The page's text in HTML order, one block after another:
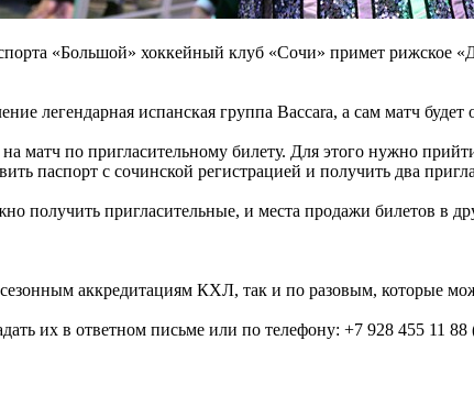
«Большой» хоккейный клуб «Сочи» примет
легендарная испанская группа Baccara, а сам матч будет
матч по пригласительному билету. Для этого нужно
паспорт с сочинской регистрацией и получить два
получить пригласительные, и места продажи билетов в
аккредитациям КХЛ, так и по разовым, которые
их в ответном письме или по телефону: +7 928 455 11